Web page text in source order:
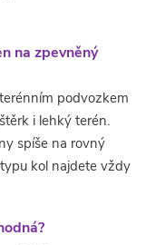
na zpevněný
podvozkem
i lehký terén.
spíše na rovný
kol najdete vždy